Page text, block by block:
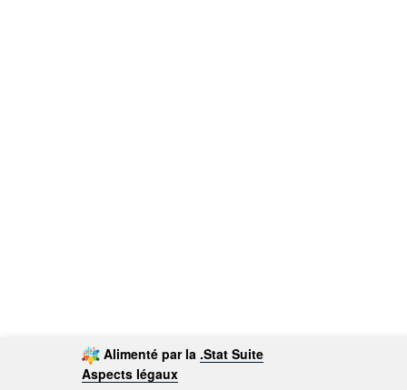
Alimenté par la .Stat Suite
Aspects légaux